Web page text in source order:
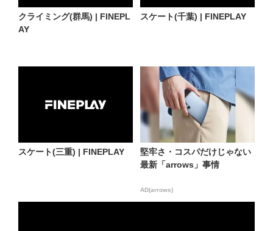
クライミング(群馬) | FINEPL
AY
スケート(千葉) | FINEPLAY
スケート(三重) | FINEPLAY
堅牢さ・コスパだけじゃない
最新「arrows」事情
AD(arrows)